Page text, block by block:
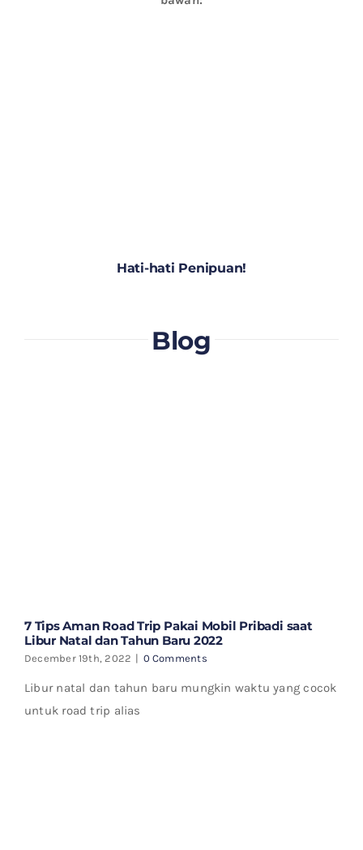
Hati-hati Penipuan!
Blog
7 Tips Aman Road Trip Pakai Mobil Pribadi saat
Libur Natal dan Tahun Baru 2022
December 19th, 2022 | 0 Comments
Libur natal dan tahun baru mungkin waktu yang cocok
untuk road trip alias